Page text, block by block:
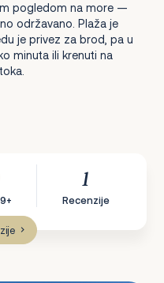
pogledom na more —
održavano. Plaža je
je privez za brod, pa u
minuta ili krenuti na
1
Recenzije